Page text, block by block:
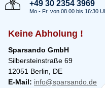
+49 30 2354 3969
Mo - Fr. von 08.00 bis 16:30
Keine Abholung !
Sparsando GmbH
Silbersteinstraße 69
12051 Berlin, DE
E-Mail: info@sparsando.de